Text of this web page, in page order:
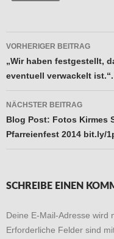
VORHERIGER BEITRAG
„Wir haben festgestellt,
eventuell verwackelt
NÄCHSTER BEITRAG
Blog Post: Fotos Kirmes
Pfarreienfest 2014 bit.ly/
SCHREIBE EINEN
Deine E-Mail-Adresse wird
Erforderliche Felder sind